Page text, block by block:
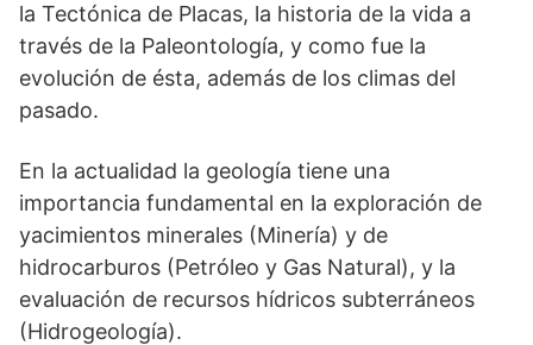
la Tectónica de Placas, la historia de la vida a
través de la Paleontología, y como fue la
evolución de ésta, además de los climas del
pasado.
En la actualidad la geología tiene una
importancia fundamental en la exploración de
yacimientos minerales (Minería) y de
hidrocarburos (Petróleo y Gas Natural), y la
evaluación de recursos hídricos subterráneos
(Hidrogeología).